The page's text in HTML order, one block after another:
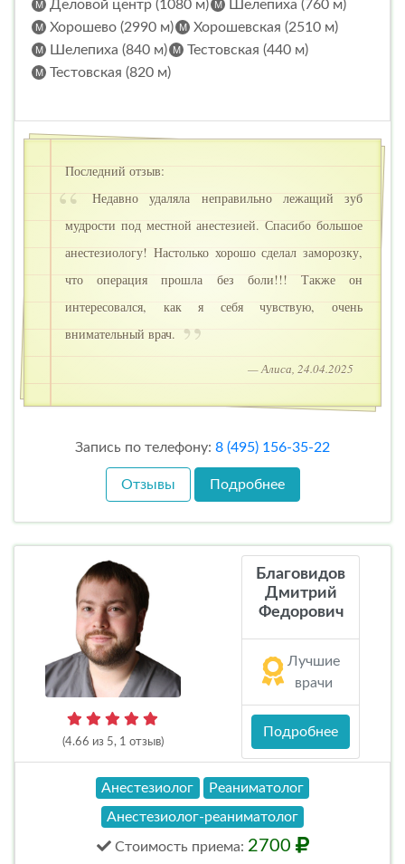
Деловой центр (1080 м)
Шелепиха (760 м)
Хорошево (2990 м)
Хорошевская (2510 м)
Шелепиха (840 м)
Тестовская (440 м)
Тестовская (820 м)
Последний отзыв:
Недавно удаляла неправильно лежащий зуб
мудрости под местной анестезией. Спасибо большое
анестезиологу! Настолько хорошо сделал заморозку,
что операция прошла без боли!!! Также он
интересовался, как я себя чувствую, очень
внимательный врач.
— Алиса, 24.04.2025
Запись по телефону: 8 (495) 156-35-22
Отзывы Подробнее
(4.66 из 5, 1 отзыв)
Благовидов
Дмитрий
Федорович
Лучшие
врачи
Подробнее
Анестезиолог
Реаниматолог
Анестезиолог-реаниматолог
Стоимость приема: 2700